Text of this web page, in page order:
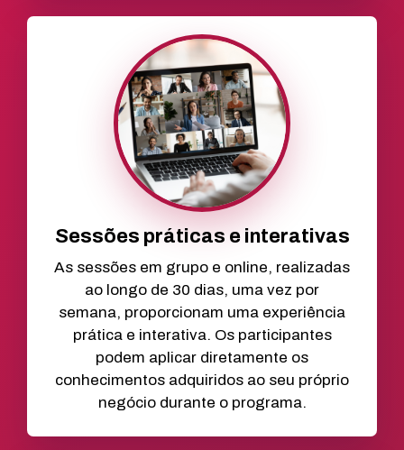
Sessões práticas e interativas
As sessões em grupo e online, realizadas
ao longo de 30 dias, uma vez por
semana, proporcionam uma experiência
prática e interativa. Os participantes
podem aplicar diretamente os
conhecimentos adquiridos ao seu próprio
negócio durante o programa.